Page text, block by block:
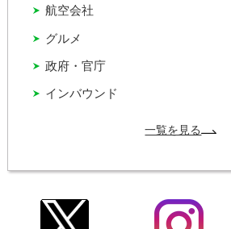
インバウンド
グルメ
政府・官庁
航空会社
一覧を見る